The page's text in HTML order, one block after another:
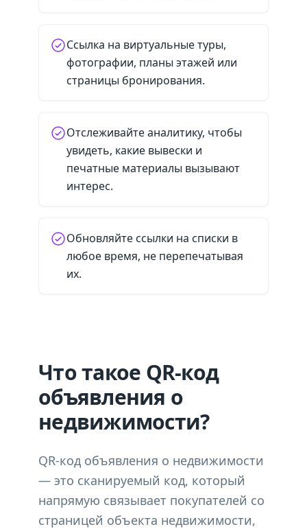
Ссылка на виртуальные туры,
фотографии, планы этажей или
страницы бронирования.
Отслеживайте аналитику, чтобы
увидеть, какие вывески и
печатные материалы вызывают
интерес.
Обновляйте ссылки на списки в
любое время, не перепечатывая
их.
Что такое QR-код
объявления о
недвижимости?
QR-код объявления о недвижимости
— это сканируемый код, который
напрямую связывает покупателей со
страницей объекта недвижимости,